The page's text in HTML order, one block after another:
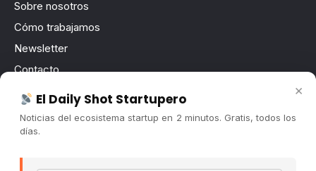
Sobre nosotros
Cómo trabajamos
Newsletter
Contacto
Publicidad
Convocatorias
×
El Daily Shot Startupero
Noticias del ecosistema startup en 2 minutos. Gratis, todos los
días.